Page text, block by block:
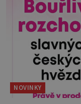
nejrůznějších
o velmi cenné
NOVINKY